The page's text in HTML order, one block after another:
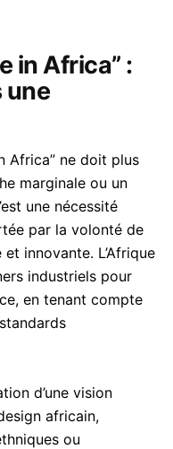
in Africa” :
une
Africa” ne doit plus
marginale ou un
une nécessité
par la volonté de
innovante. L’Afrique
industriels pour
en tenant compte
d’une vision
africain,
ou